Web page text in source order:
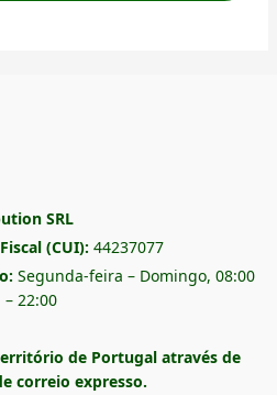
SRL
(CUI): 44237077
Segunda-feira – Domingo, 08:00
– 22:00
de Portugal através de
correio expresso.